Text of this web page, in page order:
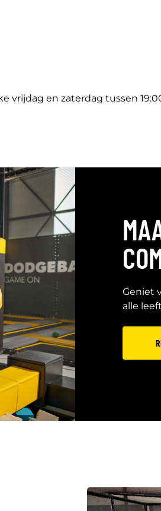
en zaterdag tussen
Geniet
alle